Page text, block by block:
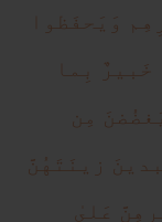
وَيَحفَظوا
بِما
مِن
زينَتَهُنَّ
عَلىٰ